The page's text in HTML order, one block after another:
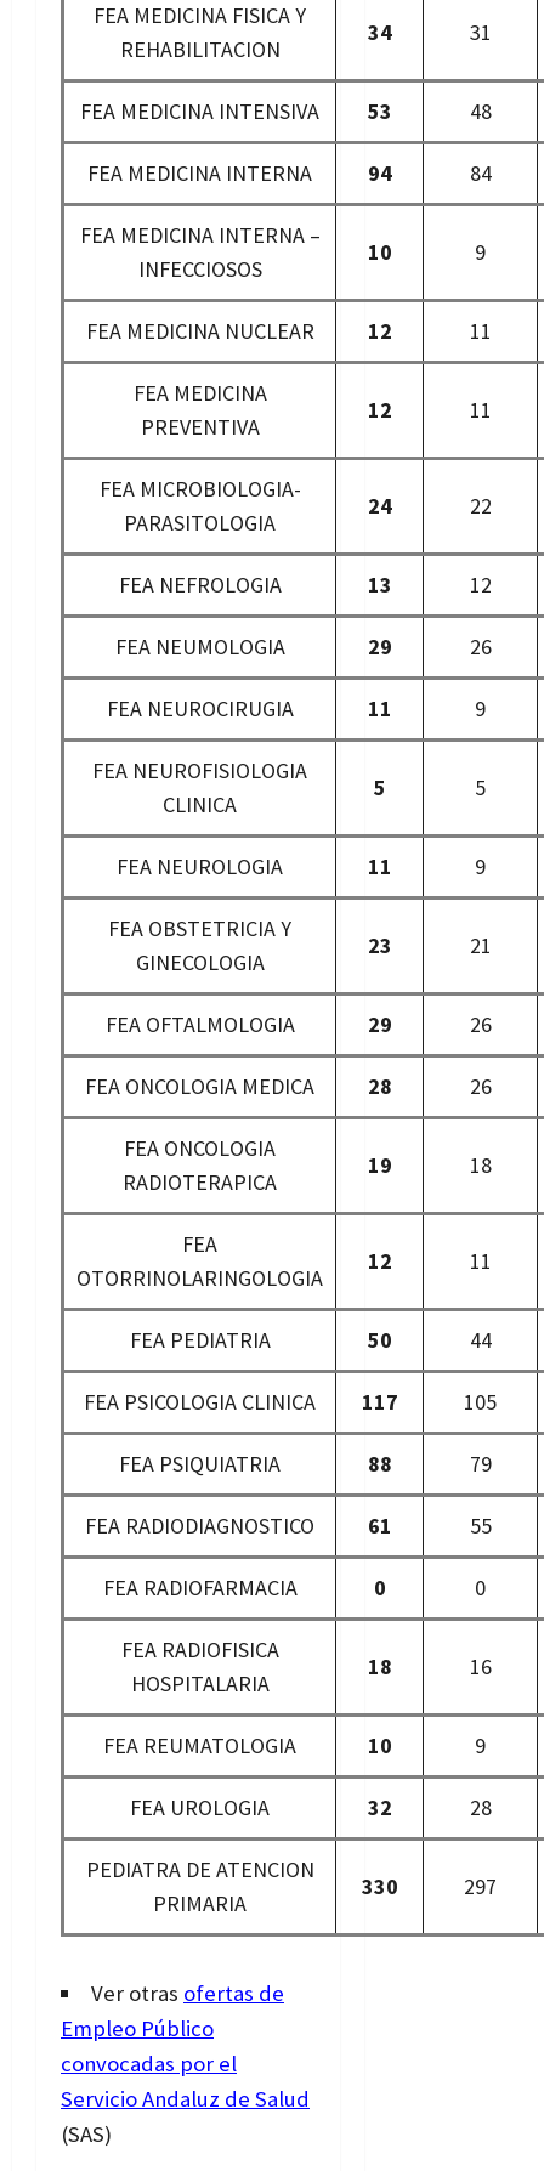
FEA MEDICINA FISICA Y
REHABILITACION
34 31
FEA MEDICINA INTENSIVA 53 48
FEA MEDICINA INTERNA 94 84
FEA MEDICINA INTERNA –
INFECCIOSOS
10 9
FEA MEDICINA NUCLEAR 12 11
FEA MEDICINA
PREVENTIVA
12 11
FEA MICROBIOLOGIA-
PARASITOLOGIA
24 22
FEA NEFROLOGIA 13 12
FEA NEUMOLOGIA 29 26
FEA NEUROCIRUGIA 11 9
FEA NEUROFISIOLOGIA
CLINICA
5 5
FEA NEUROLOGIA 11 9
FEA OBSTETRICIA Y
GINECOLOGIA
23 21
FEA OFTALMOLOGIA 29 26
FEA ONCOLOGIA MEDICA 28 26
FEA ONCOLOGIA
RADIOTERAPICA
19 18
FEA
OTORRINOLARINGOLOGIA
12 11
FEA PEDIATRIA 50 44
FEA PSICOLOGIA CLINICA 117 105
FEA PSIQUIATRIA 88 79
FEA RADIODIAGNOSTICO 61 55
FEA RADIOFARMACIA 0 0
FEA RADIOFISICA
HOSPITALARIA
18 16
FEA REUMATOLOGIA 10 9
FEA UROLOGIA 32 28
PEDIATRA DE ATENCION
PRIMARIA
330 297
Ver otras ofertas de
Empleo Público
convocadas por el
Servicio Andaluz de Salud
(SAS)